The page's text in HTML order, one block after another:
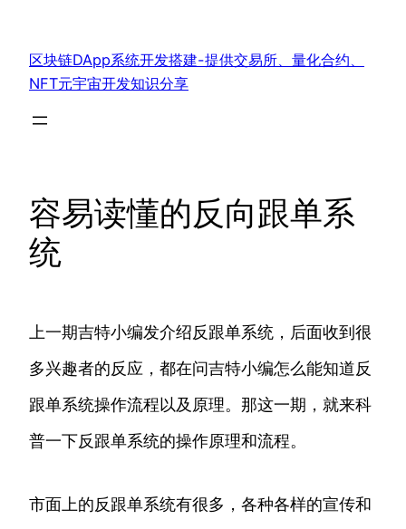
区块链DApp系统开发搭建-提供交易所、量化合约、
NFT元宇宙开发知识分享
容易读懂的反向跟单系
统
上一期吉特小编发介绍反跟单系统，后面收到很
多兴趣者的反应，都在问吉特小编怎么能知道反
跟单系统操作流程以及原理。那这一期，就来科
普一下反跟单系统的操作原理和流程。
市面上的反跟单系统有很多，各种各样的宣传和